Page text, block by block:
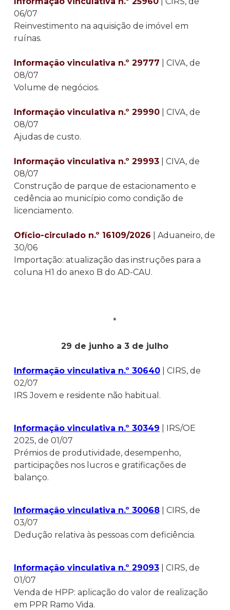
06/07
Reinvestimento na aquisição de imóvel em
ruínas.
Informação vinculativa n.º 29777 | CIVA, de
08/07
Volume de negócios.
Informação vinculativa n.º 29990| CIVA, de
08/07
Ajudas de custo.
Informação vinculativa n.º 29993| CIVA, de
08/07
Construção de parque de estacionamento e
cedência ao município como condição de
licenciamento.
Ofício-circulado n.º 16109/2026 | Aduaneiro, de
30/06
Importação: atualização das instruções para a
coluna H1 do anexo B do AD-CAU.
*
29 de junho a 3 de julho
Informação vinculativa n.º 30640| CIRS, de
02/07
IRS Jovem e residente não habitual.
Informação vinculativa n.º 30349 | IRS/OE
2025, de 01/07
Prémios de produtividade, desempenho,
participações nos lucros e gratificações de
balanço.
Informação vinculativa n.º 30068| CIRS, de
03/07
Dedução relativa às pessoas com deficiência.
Informação vinculativa n.º 29093| CIRS, de
01/07
Venda de HPP: aplicação do valor de realização
em PPR Ramo Vida.